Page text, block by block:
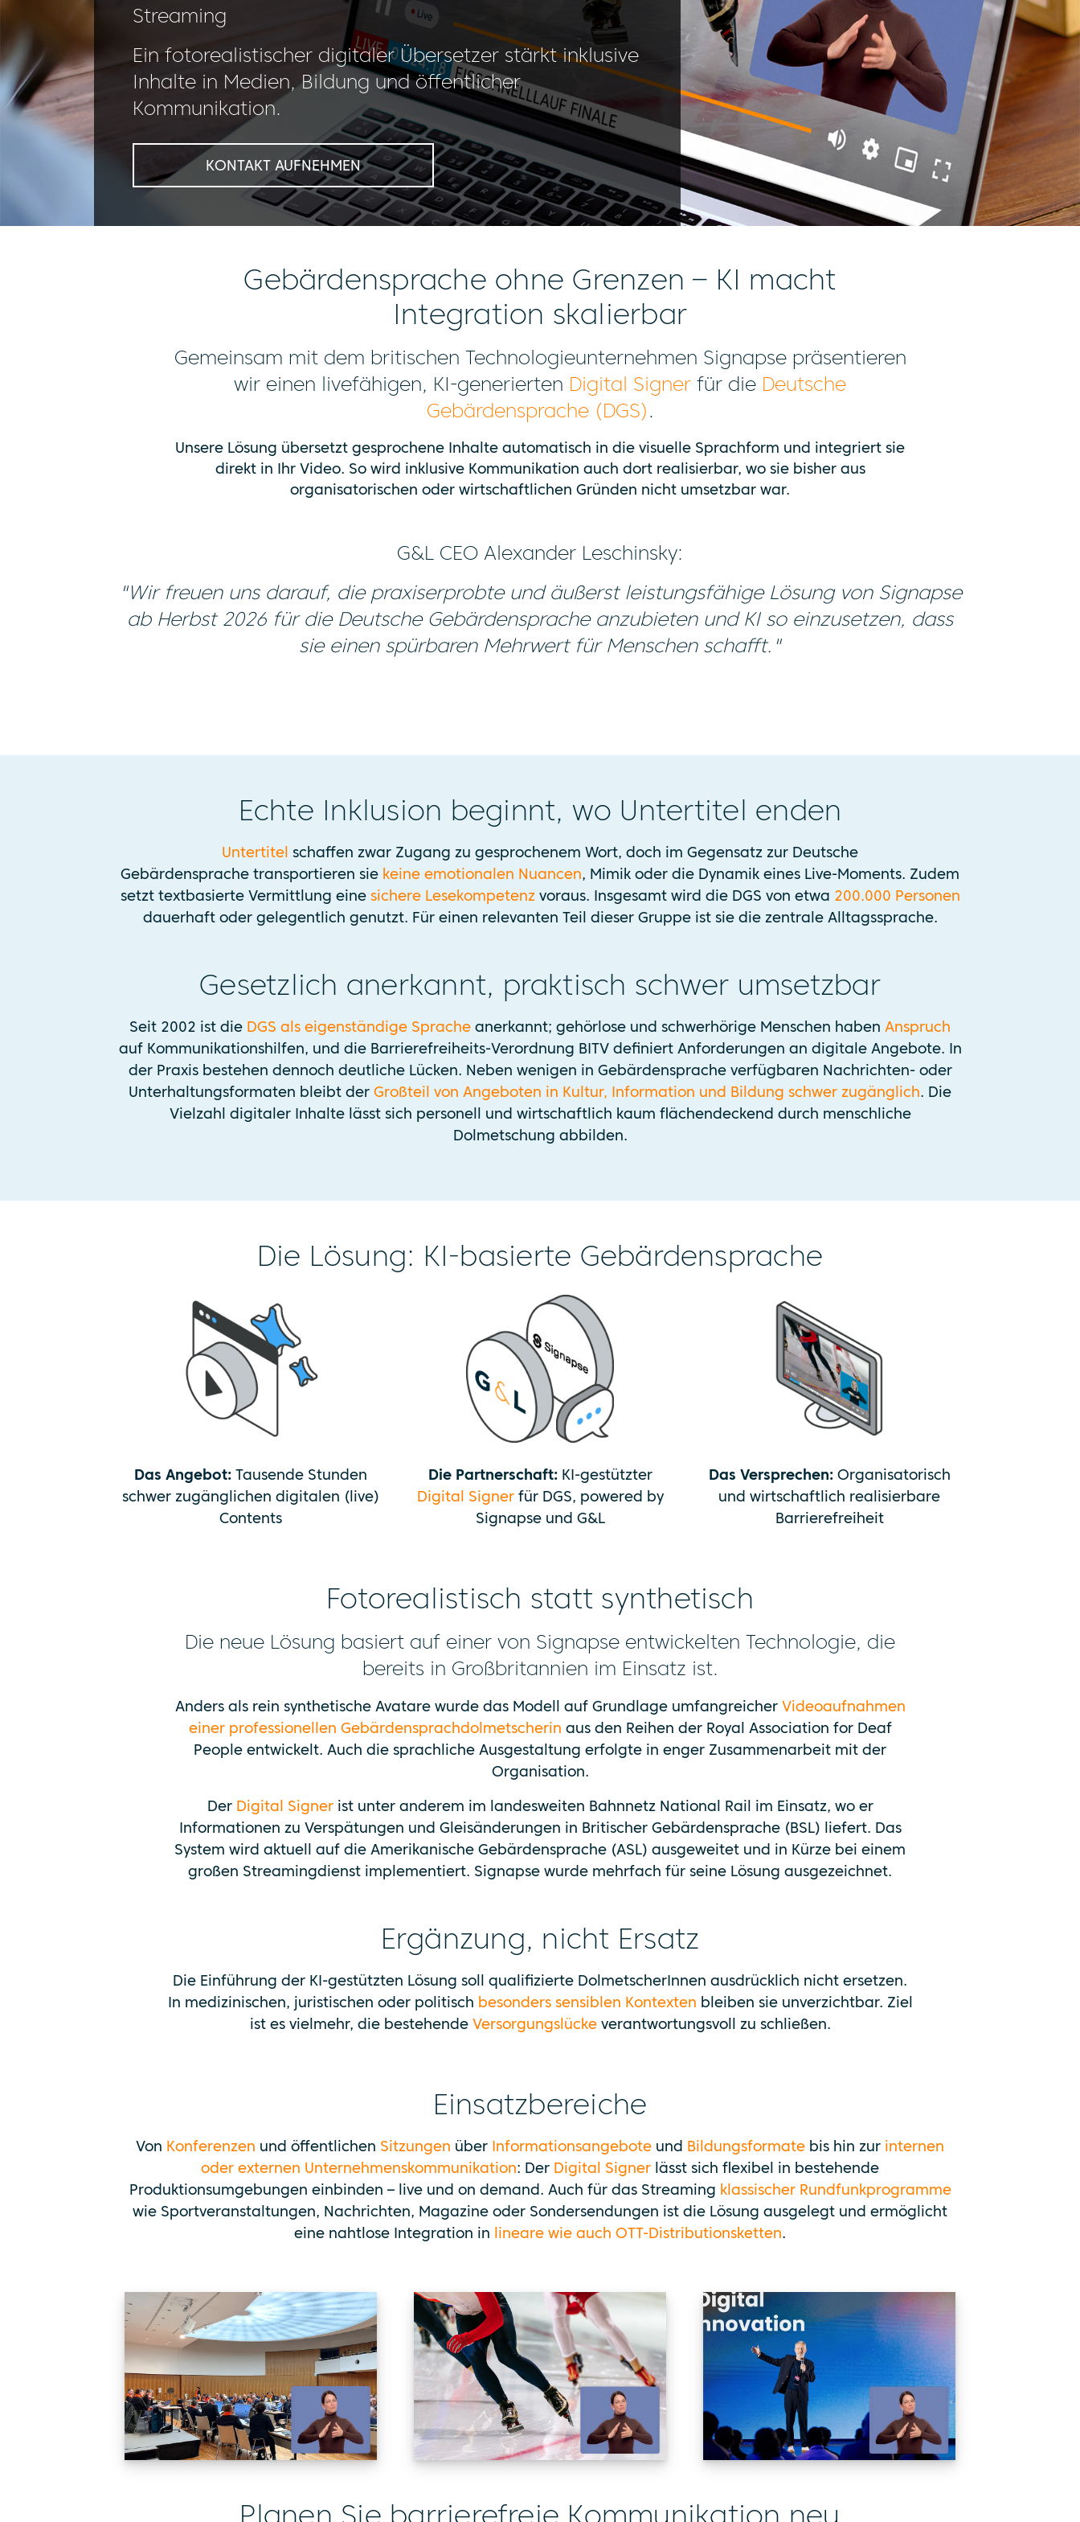
Streaming
Ein fotorealistischer digitaler Übersetzer stärkt inklusive
Inhalte in Medien, Bildung und öffentlicher
Kommunikation.
KONTAKT AUFNEHMEN
Gebärdensprache ohne Grenzen – KI macht
Integration skalierbar
Gemeinsam mit dem britischen Technologieunternehmen Signapse präsentieren
wir einen livefähigen, KI-generierten Digital Signer für die Deutsche
Gebärdensprache (DGS) .
Unsere Lösung übersetzt gesprochene Inhalte automatisch in die visuelle Sprachform und integriert sie
direkt in Ihr Video. So wird inklusive Kommunikation auch dort realisierbar, wo sie bisher aus
organisatorischen oder wirtschaftlichen Gründen nicht umsetzbar war.
G&L CEO Alexander Leschinsky:
"Wir freuen uns darauf, die praxiserprobte und äußerst leistungsfähige Lösung von Signapse
ab Herbst 2026 für die Deutsche Gebärdensprache anzubieten und KI so einzusetzen, dass
sie einen spürbaren Mehrwert für Menschen schafft."
auf „Play“
stimmen
Sie der
Echte Inklusion beginnt, wo Untertitel enden
Untertitel schaffen zwar Zugang zu gesprochenem Wort, doch im Gegensatz zur Deutsche
Gebärdensprache transportieren sie keine emotionalen Nuancen, Mimik oder die Dynamik eines Live-Moments. Zudem
setzt textbasierte Vermittlung eine sichere Lesekompetenzvoraus. Insgesamt wird die DGS von etwa 200.000 Personen
dauerhaft oder gelegentlich genutzt. Für einen relevanten Teil dieser Gruppe ist sie die zentrale Alltagssprache.
Gesetzlich anerkannt, praktisch schwer umsetzbar
Seit 2002 ist die DGS als eigenständige Sprache anerkannt; gehörlose und schwerhörige Menschen haben Anspruch
auf Kommunikationshilfen, und die Barrierefreiheits-Verordnung BITV definiert Anforderungen an digitale Angebote. In
der Praxis bestehen dennoch deutliche Lücken. Neben wenigen in Gebärdensprache verfügbaren Nachrichten- oder
Unterhaltungsformaten bleibt der Großteil von Angeboten in Kultur, Information und Bildung schwer zugänglich. Die
Vielzahl digitaler Inhalte lässt sich personell und wirtschaftlich kaum flächendeckend durch menschliche
Dolmetschung abbilden.
Die Lösung: KI-basierte Gebärdensprache
Das Angebot: Tausende Stunden
schwer zugänglichen digitalen (live)
Contents
Die Partnerschaft:KI-gestützter
Digital Signerfür DGS, powered by
Signapse und G&L
Das Versprechen:Organisatorisch
und wirtschaftlich realisierbare
Barrierefreiheit
Fotorealistisch statt synthetisch
Die neue Lösung basiert auf einer von Signapse entwickelten Technologie, die
bereits in Großbritannien im Einsatz ist.
Anders als rein synthetische Avatare wurde das Modell auf Grundlage umfangreicher Videoaufnahmen
einer professionellen Gebärdensprachdolmetscherin aus den Reihen der Royal Association for Deaf
People entwickelt. Auch die sprachliche Ausgestaltung erfolgte in enger Zusammenarbeit mit der
Organisation.
Der Digital Signerist unter anderem im landesweiten Bahnnetz National Rail im Einsatz, wo er
Informationen zu Verspätungen und Gleisänderungen in Britischer Gebärdensprache (BSL) liefert. Das
System wird aktuell auf die Amerikanische Gebärdensprache (ASL) ausgeweitet und in Kürze bei einem
großen Streamingdienst implementiert. Signapse wurde mehrfach für seine Lösung ausgezeichnet.
Ergänzung, nicht Ersatz
Die Einführung der KI-gestützten Lösung soll qualifizierte DolmetscherInnen ausdrücklich nicht ersetzen.
In medizinischen, juristischen oder politisch besonders sensiblen Kontexten bleiben sie unverzichtbar. Ziel
ist es vielmehr, die bestehende Versorgungslücke verantwortungsvoll zu schließen.
Einsatzbereiche
Von Konferenzen und öffentlichen Sitzungen über Informationsangebote und Bildungsformate bis hin zur internen
oder externen Unternehmenskommunikation: Der Digital Signer lässt sich flexibel in bestehende
Produktionsumgebungen einbinden – live und on demand. Auch für das Streaming klassischer Rundfunkprogramme
wie Sportveranstaltungen, Nachrichten, Magazine oder Sondersendungen ist die Lösung ausgelegt und ermöglicht
eine nahtlose Integration in
lineare wie auch OTT-Distributionsketten.